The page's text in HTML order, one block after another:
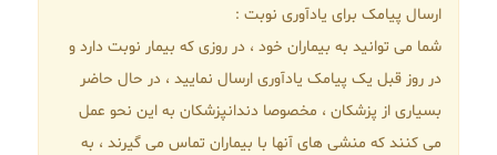
ارسال پیامک برای یادآوری نوبت :
شما می توانید به بیماران خود ، در روزی که بیمار نوبت دارد و
در روز قبل یک پیامک یادآوری ارسال نمایید ، در حال حاضر
بسیاری از پزشکان ، مخصوصا دندانپزشکان به این نحو عمل
می کنند که منشی های آنها با بیماران تماس می گیرند ، به